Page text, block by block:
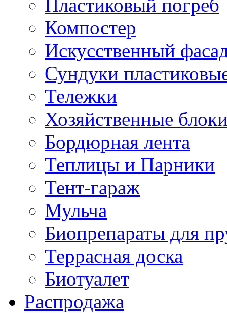
Пластиковый погреб
Компостер
Искусственный
Сундуки
Тележки
Хозяйственные
Бордюрная лента
Теплицы и Парники
Тент-гараж
Мульча
Биопрепараты для
Террасная доска
Биотуалет
Распродажа